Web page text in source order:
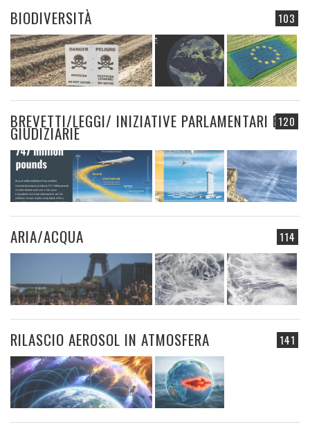
103
BIODIVERSITÀ
120
BREVETTI/LEGGI/ INIZIATIVE PARLAMENTARI E
GIUDIZIARIE
114
ARIA/ACQUA
141
RILASCIO AEROSOL IN ATMOSFERA